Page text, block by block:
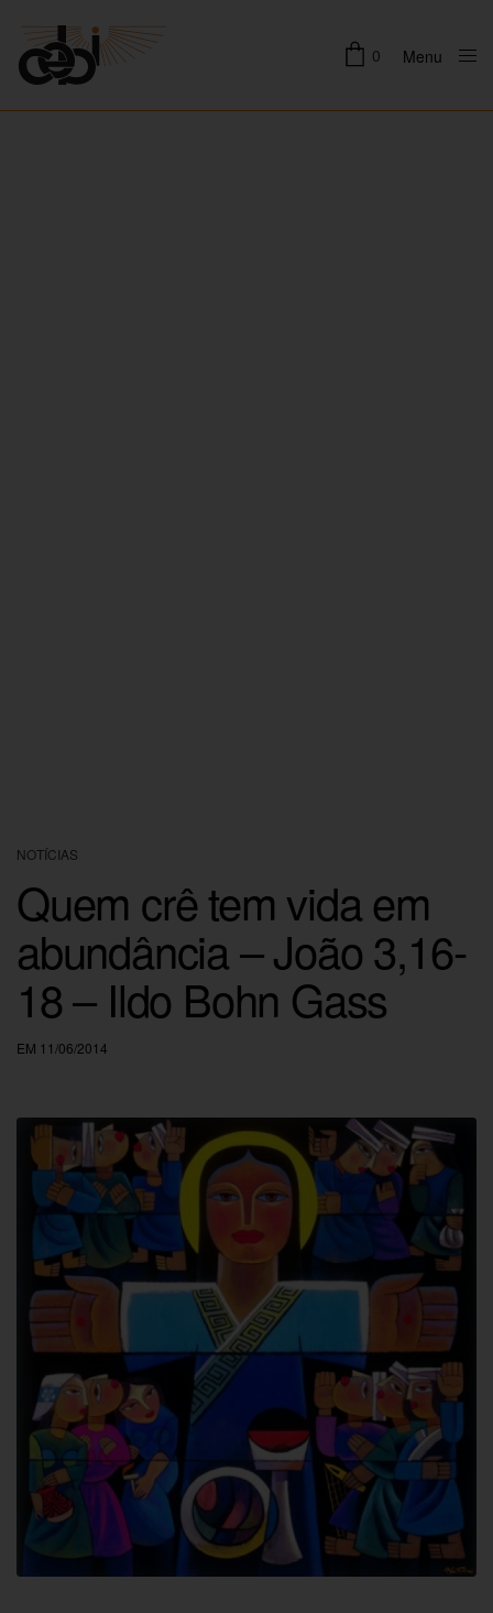
0 Menu
NOTÍCIAS
Quem crê tem vida em
abundância – João 3,16-
18 – Ildo Bohn Gass
EM 11/06/2014